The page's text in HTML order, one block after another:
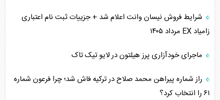
ترامپ و توهم خلع سلاح حماس
چرا کویت به دنبال شریک امنیتی جدید است؟
اعتراف غرب به قدرت ایران در تثبیت معادلات
خطای راهبردی ترامپ مقابل برزیل
شرایط فروش نیسان وانت اعلام شد + جزییات ثبت نام اعتباری
زامیاد EX مرداد ۱۴۰۵
ماجرای خودآزاری پرز هیلتون در لایو تیک تاک
راز شماره پیراهن محمد صلاح در ترکیه فاش شد؛ چرا فرعون شماره
۶۱ را انتخاب کرد؟